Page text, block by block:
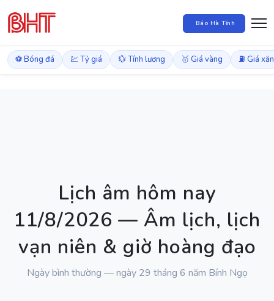
Báo Hà Tĩnh
⚽ Bóng đá 💹 Tỷ giá 💱 Tính lương 🥇 Giá vàng ⛽ Giá
Lịch âm hôm nay
11/8/2026 — Âm lịch, lịch
vạn niên & giờ hoàng đạo
Ngày bình thường — ngày 29 tháng 6 năm Bính Ngọ